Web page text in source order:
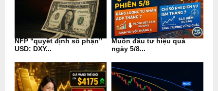
NFP “quyết định số phận”
USD: DXY...
Muốn đầu tư hiệu quả
ngày 5/8...